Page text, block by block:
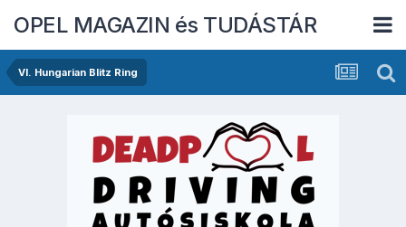
OPEL MAGAZIN és TUDÁSTÁR
VI. Hungarian Blitz Ring